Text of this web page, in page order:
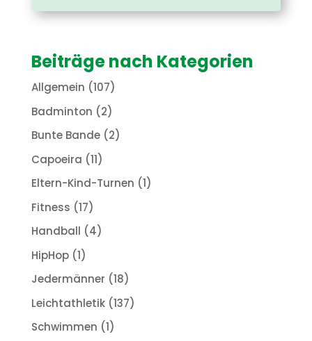
Beiträge nach Kategorien
Allgemein (107)
Badminton (2)
Bunte Bande(2)
Capoeira (11)
Eltern-Kind-Turnen (1)
Fitness (17)
Handball (4)
HipHop(1)
Jedermänner (18)
Leichtathletik(137)
Schwimmen (1)